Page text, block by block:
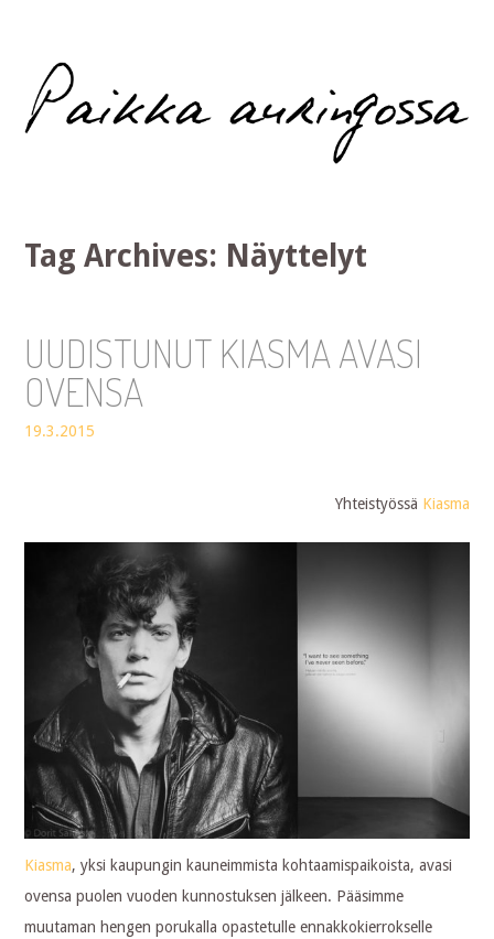
Paikka auringossa
Tag Archives: Näyttelyt
UUDISTUNUT KIASMA AVASI
OVENSA
19.3.2015
Yhteistyössä Kiasma
Kiasma, yksi kaupungin kauneimmista kohtaamispaikoista, avasi
ovensa puolen vuoden kunnostuksen jälkeen. Pääsimme
muutaman hengen porukalla opastetulle ennakkokierrokselle